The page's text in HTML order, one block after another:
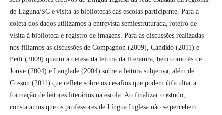
de Laguna/SC e visita às bibliotecas das escolas participante. Para a
coleta dos dados utilizamos a entrevista semiestruturada, roteiro de
visita à biblioteca e registro de imagens. Para as discussões realizadas
nos filiamos as discussões de Compagnon (2009), Candido (2011) e
Petit (2009) quanto à defesa da leitura da literatura, bem como às de
Jouve (2004) e Langlade (2004) sobre a leitura subjetiva, além de
Cosson (2011) que reflete sobre os desafios que podem dificultar a
formação de leitores literários na escola. Ao finalizar o estudo,
constatamos que os professores de Língua Inglesa não se percebem